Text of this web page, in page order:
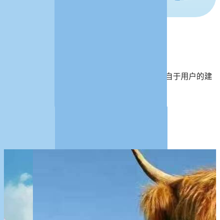
DMSAS的进化不仅来源于开发团队的付出更来自于用户的建